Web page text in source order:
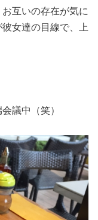
互いの存在が気に
女達の目線で、上
議中（笑）